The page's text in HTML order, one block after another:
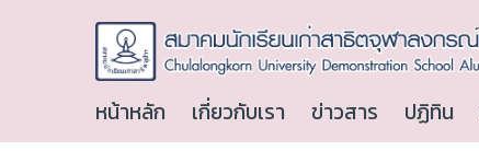
หน้าหลัก เกี่ยวกับเรา ข่าวสาร ปฏิทิน